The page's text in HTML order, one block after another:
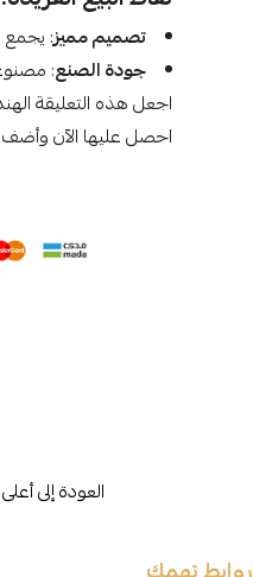
تصميم مميز: يجمع
جودة الصنع: مصنوعة من ذهب
اجعل هذه التعليقة
احصل عليها الآن وأضف
العودة إلى أعلى